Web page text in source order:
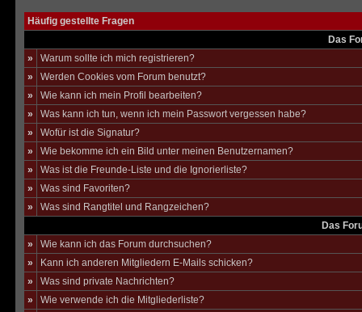
Häufig gestellte Fragen
Das
»
Warum sollte ich mich registrieren?
»
Werden Cookies vom Forum benutzt?
»
Wie kann ich mein Profil bearbeiten?
»
Was kann ich tun, wenn ich mein Passwort vergessen habe?
»
Wofür ist die Signatur?
»
Wie bekomme ich ein Bild unter meinen Benutzernamen?
»
Was ist die Freunde-Liste und die Ignorierliste?
»
Was sind Favoriten?
»
Was sind Rangtitel und Rangzeichen?
Das
»
Wie kann ich das Forum durchsuchen?
»
Kann ich anderen Mitgliedern E-Mails schicken?
»
Was sind private Nachrichten?
»
Wie verwende ich die Mitgliederliste?